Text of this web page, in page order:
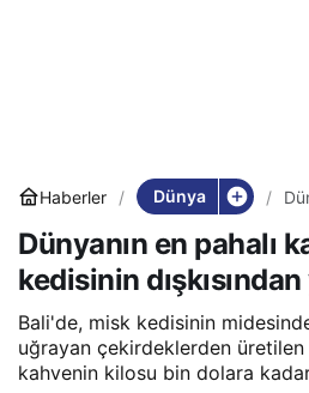
Haberler Dünya
Dünyanın en pahalı
kedisinin
Bali'de, misk kedisinin
uğrayan çekirdeklerden
kahvenin kilosu bin dolara